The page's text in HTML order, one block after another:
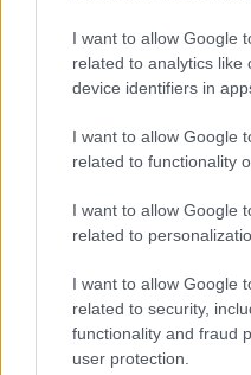
I want to allow Google
related to analytics like
device identifiers in
I want to allow Google
related to functionality
I want to allow Google
related to
I want to allow Google
related to security,
functionality and fraud
user protection.
Fuente
Vídeo con
de Pokémon